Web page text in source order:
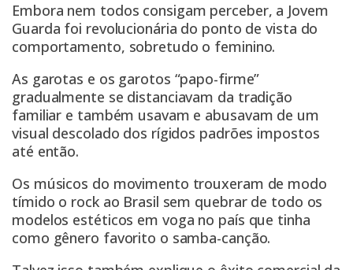
Embora nem todos consigam perceber, a Jovem
Guarda foi revolucionária do ponto de vista do
comportamento, sobretudo o feminino.
As garotas e os garotos “papo-firme”
gradualmente se distanciavam da tradição
familiar e também usavam e abusavam de um
visual descolado dos rígidos padrões impostos
até então.
Os músicos do movimento trouxeram de modo
tímido o rock ao Brasil sem quebrar de todo os
modelos estéticos em voga no país que tinha
como gênero favorito o samba-canção.